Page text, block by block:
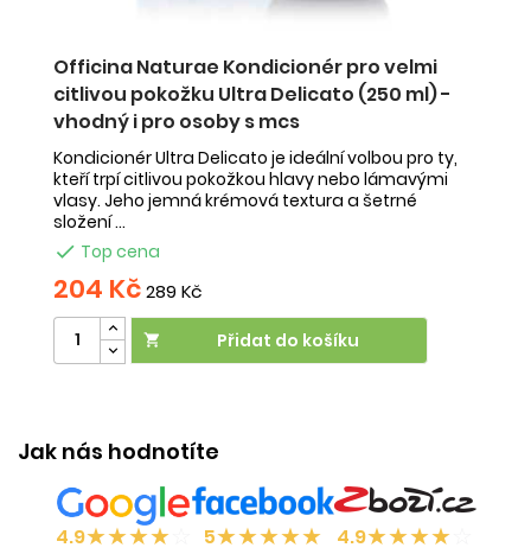
Officina Naturae Kondicionér pro velmi
citlivou pokožku Ultra Delicato (250 ml) -
vhodný i pro osoby s mcs
Kondicionér Ultra Delicato je ideální volbou pro ty,
kteří trpí citlivou pokožkou hlavy nebo lámavými
vlasy. Jeho jemná krémová textura a šetrné
složení ...
 Top cena
204 Kč289 Kč
 Přidat do košíku
Jak nás hodnotíte
4.9★★★★ 5★★★★★ 4.9★★★★